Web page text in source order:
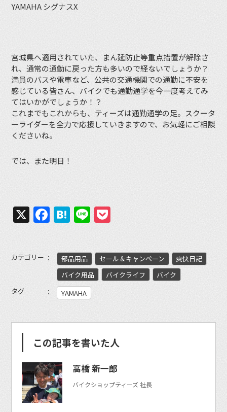
YAMAHA シグナスX
宮城県へ適用されていた、まん延防止等重点措置が解除さ
れ、通常の通勤に戻った方も多いので経ないでしょうか？
満員のバスや電車など、公共の交通機関での通勤に不安を
感じている皆さん、バイクでも通勤通学を今一度考えてみ
てはいかがでしょうか！？
これまでもこれからも、ティーズは通勤通学の足。スクータ
ーライダーを全力で応援していきますので、お気軽にご相談
くださいね。
では、また明日！
X Facebook
Hatena
Line
カテゴリー 部品用品 セール＆キャンペーン
爽快日記
バイク用品
バイクライフ
バイク
タグ
YAMAHA
この記事を書いた人
高橋 新一郎
バイクショップティーズ 社長